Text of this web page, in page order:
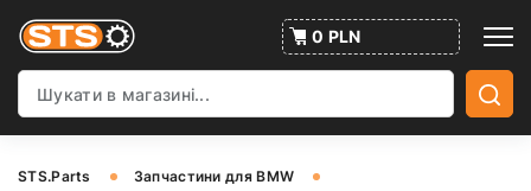
0 PLN
STS.Parts
Запчастини для BMW